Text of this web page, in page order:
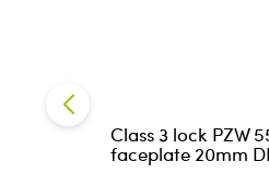
Class 3 lock PZW
faceplate 20mm